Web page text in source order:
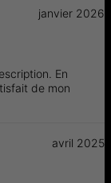
janvier 2026
En
de mon
avril 2025